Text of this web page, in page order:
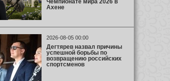
Ахене
2026-08-05 00:00
Дегтярев назвал причины
успешной борьбы по
возвращению российских
спортсменов